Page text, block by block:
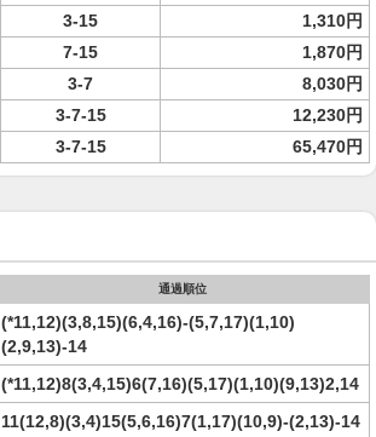
3-15
1,310円
7-15
1,870円
3-7
8,030円
3-7-15
12,230円
3-7-15 65,470円
通過順位
(*11,12)(3,8,15)(6,4,16)-(5,7,17)(1,10)
(2,9,13)-14
(*11,12)8(3,4,15)6(7,16)(5,17)(1,10)(9,13)2,14
11(12,8)(3,4)15(5,6,16)7(1,17)(10,9)-(2,13)-14